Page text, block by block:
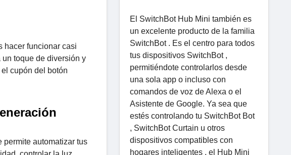
hacer funcionar casi
toque de diversión y
cupón del botón
permite automatizar tus
El SwitchBot Hub Mini también es
un excelente producto de la familia
SwitchBot . Es el centro para todos
tus dispositivos SwitchBot ,
permitiéndote controlarlos desde
una sola app o incluso con
comandos de voz de Alexa o el
Asistente de Google. Ya sea que
estés controlando tu SwitchBot Bot
, SwitchBot Curtain u otros
dispositivos compatibles con
hogares inteligentes , el Hub Mini